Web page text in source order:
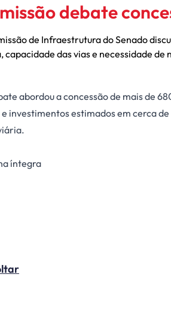
debate
de Infraestrutura do Senado
capacidade das vias e necessidade de
abordou a concessão de mais de
investimentos estimados em cerca
íntegra